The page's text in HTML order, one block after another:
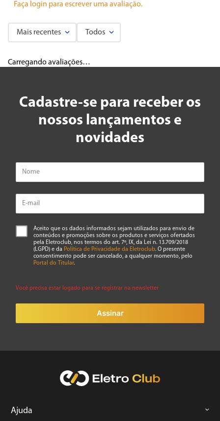
Faça login para escrever uma avaliação.
Mais recentes Todos
Carregando avaliações…
Cadastre-se para receber os
nossos lançamentos e
novidades
Aceito que os dados informados sejam utilizados para envio de
conteúdos e promoções sobre os produtos e serviços ofertados
pela Eletroclub, nos termos do art. 7º, IX, da Lei n. 13.709/2018
(LGPD) e da Política de Privacidade da Eletroclub. O presente
consentimento pode ser cancelado, a qualquer momento, pelo
Portal do Titular.
Você precisa estar logado para se registrar na newsletter
Assinar
Ajuda